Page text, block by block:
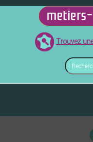
métiers de l'électricité
metiers-electricite.com
Trouvez
dans
le